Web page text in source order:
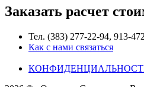
Заказать расчет
Тел. (383) 277-22-94, 913-
Как с нами связаться